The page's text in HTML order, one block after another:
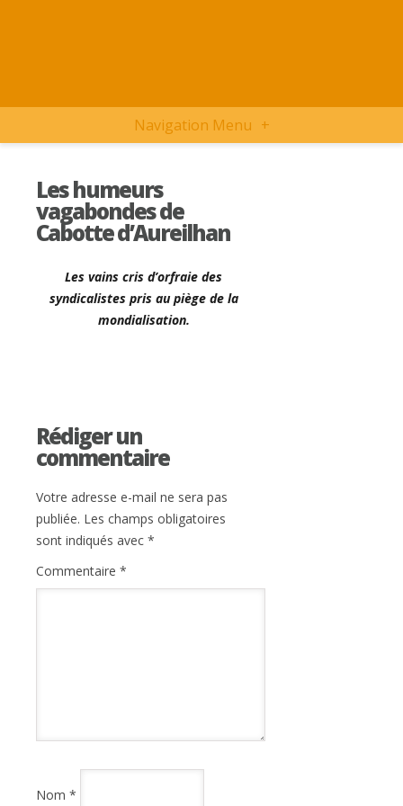
Navigation Menu +
Les humeurs
vagabondes de
Cabotte d’Aureilhan
Les vains cris d’orfraie des
syndicalistes pris au piège de la
mondialisation.
Rédiger un
commentaire
Votre adresse e-mail ne sera pas
publiée. Les champs obligatoires
sont indiqués avec *
Commentaire *
Nom *